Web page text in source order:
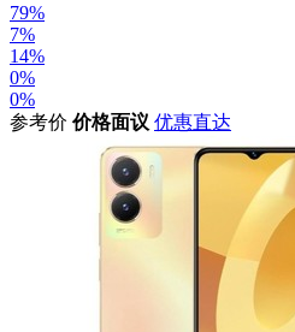
79%
7%
14%
0%
0%
参考价 价格面议 优惠直达